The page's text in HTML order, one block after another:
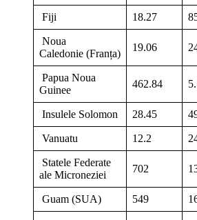
Fiji 18.27
Noua
Caledonie (Franța)
19.06
Papua Noua
Guinee
462.84
Insulele Solomon 28.45
Vanuatu 12.2
Statele Federate
ale Microneziei
702
Guam (SUA) 549